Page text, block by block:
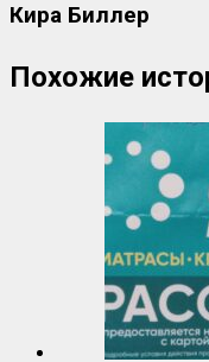
Кира Биллер
Похожие